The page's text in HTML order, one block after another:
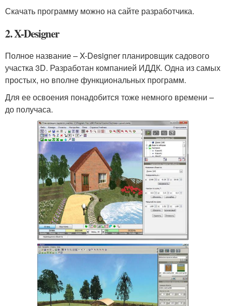
Скачать программу можно на сайте разработчика.
2. X-Designer
Полное название – X-Designer планировщик садового
участка 3D. Разработан компанией ИДДК. Одна из самых
простых, но вполне функциональных программ.
Для ее освоения понадобится тоже немного времени –
до получаса.